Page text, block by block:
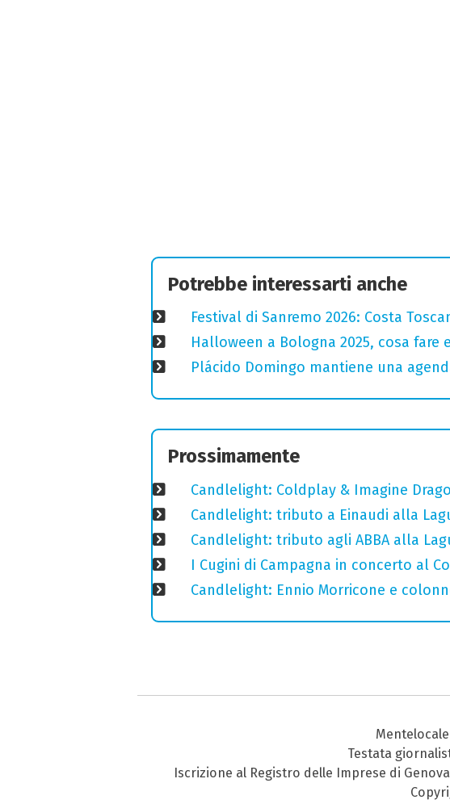
Potrebbe interessarti anche
Festival di Sanremo 2026: Costa
Halloween a Bologna 2025, cosa fare
Plácido Domingo mantiene una
Prossimamente
Candlelight: Coldplay & Imagine
Candlelight: tributo a Einaudi alla
Candlelight: tributo agli ABBA alla
I Cugini di Campagna in concerto al
Candlelight: Ennio Morricone e
Testata
Iscrizione al Registro delle Imprese di Genova